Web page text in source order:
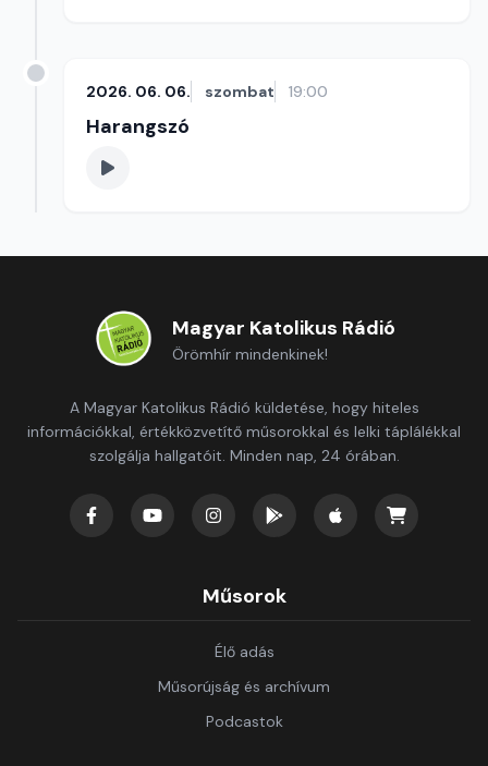
2026. 06. 06. szombat 19:00
Harangszó
Magyar Katolikus Rádió
Örömhír mindenkinek!
A Magyar Katolikus Rádió küldetése, hogy hiteles
információkkal, értékközvetítő műsorokkal és lelki táplálékkal
szolgálja hallgatóit. Minden nap, 24 órában.
Műsorok
Élő adás
Műsorújság és archívum
Podcastok